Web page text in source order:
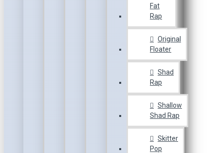
Fat
Rap
Original
Floater
Shad
Rap
Shallow
Shad Rap
Skitter
Pop